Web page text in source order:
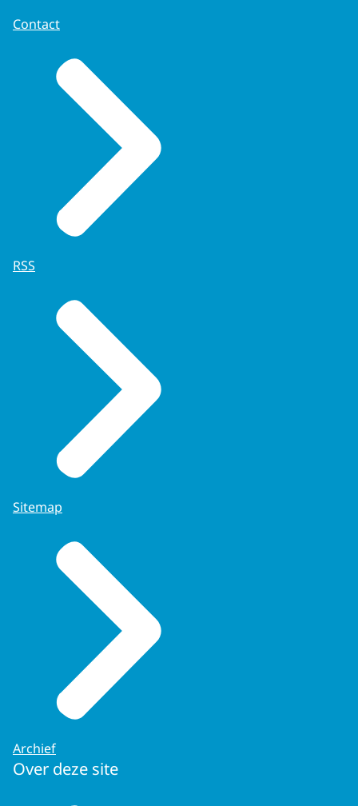
Contact
RSS
Sitemap
Archief
Over deze site